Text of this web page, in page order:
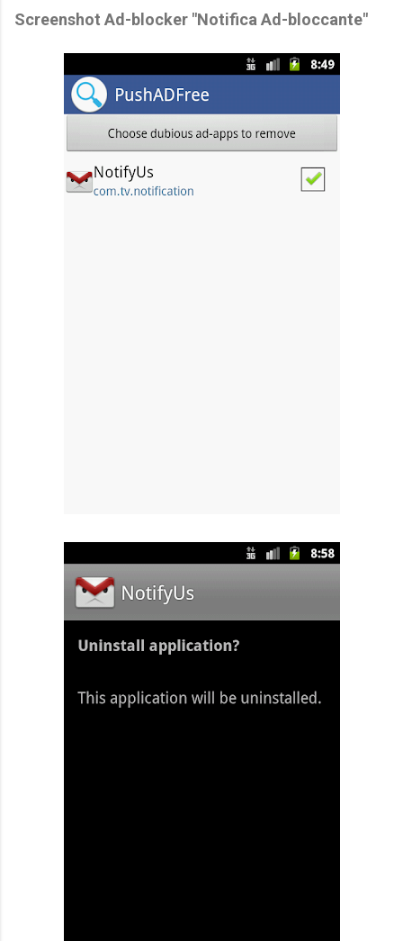
Screenshot Ad-blocker "Notifica Ad-bloccante"